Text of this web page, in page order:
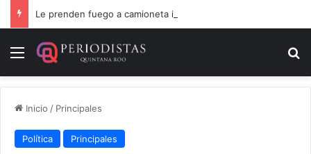
Menú
Inicio / Principales
Política Principales